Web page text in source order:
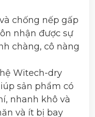
chống nếp gấp
nhận được sự
chàng, cô nàng
Witech-dry
sản phẩm có
nhanh khô và
và ít bị bay